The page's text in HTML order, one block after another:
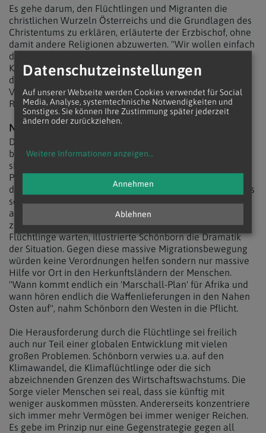
Es gehe darum, den Flüchtlingen und Migranten die
christlichen Wurzeln Österreichs und die Grundlagen des
Christentums zu erklären, erläuterte der Erzbischof, ohne
damit andere Religionen abzuwerten. "Wir wollen einfach
den neu kommenden Menschen unsere Werte zeigen", so
Kardinal Schönborn. Nichts sei dabei so überzeugend wie
das gelebte Evangelium, unterstrich der Kardinal unter
Verweis auf Mutter Teresa, die von Angehörigen aller
Religionen sehr verehrt worden war.
NOTVERORDNUNG LÖST NICHT PROBLEME
Die sogenannte "Asyl-Notverordnung" der Regierung
beurteilte Kardinal Schönborn auf Nachfrage sehr
skeptisch. Damit werde die Wurzel der gegenwärtigen
Probleme überhaupt nicht berührt. Vielleicht könne man
die Flüchtlingsströme damit ein wenig aufhalten, aber das
sei auch schon alles. 200.000 Menschen würden derzeit
allein in Libyen auf eine Möglichkeit warten, nach Europa
zu gelangen, in Griechenland würden schon 60.000
Flüchtlinge warten, illustrierte Schönborn die Dramatik
der Situation. Gegen diese massive Migrationsbewegung
würden keine Verordnungen helfen sondern nur massive
Hilfe vor Ort in den Herkunftsländern der Menschen.
"Wann kommt endlich ein 'Marschall-Plan' für Afrika und
wann hören endlich die Waffenlieferungen in den Nahen
Osten auf", nahm Schönborn den Westen in die Pflicht.
Die Herausforderung durch die Flüchtlinge sei freilich
auch nur Teil einer globalen Entwicklung mit vielen
großen Problemen. Schönborn verwies u.a. auf den
Klimawandel, die Klimaflüchtlinge oder die sich
abzeichnenden Grenzen des Wirtschaftswachstums. Die
Sorge vieler Menschen sei real, dass sie künftig mit
weniger auskommen müssten. Andererseits konzentriere
sich immer mehr Vermögen bei immer weniger Reichen.
Es gebe im Prinzip nur eine Gegenstrategie gegen all
Datenschutzeinstellungen
Auf unserer Webseite werden Cookies verwendet für Social
Media, Analyse, systemtechnische Notwendigkeiten und
Sonstiges. Sie können Ihre Zustimmung später jederzeit
ändern oder zurückziehen.
Weitere Informationen anzeigen...
Ablehnen
Annehmen